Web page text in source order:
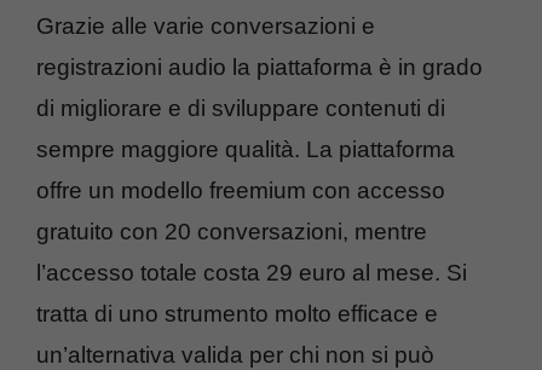
Grazie alle varie conversazioni e
registrazioni audio la piattaforma è in grado
di migliorare e di sviluppare contenuti di
sempre maggiore qualità. La piattaforma
offre un modello freemium con accesso
gratuito con 20 conversazioni, mentre
l’accesso totale costa 29 euro al mese. Si
tratta di uno strumento molto efficace e
un’alternativa valida per chi non si può